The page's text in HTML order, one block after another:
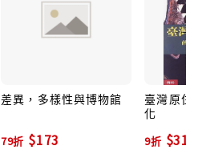
差異，多樣性與博物館
79折 $173
臺灣原住
化
9折 $315